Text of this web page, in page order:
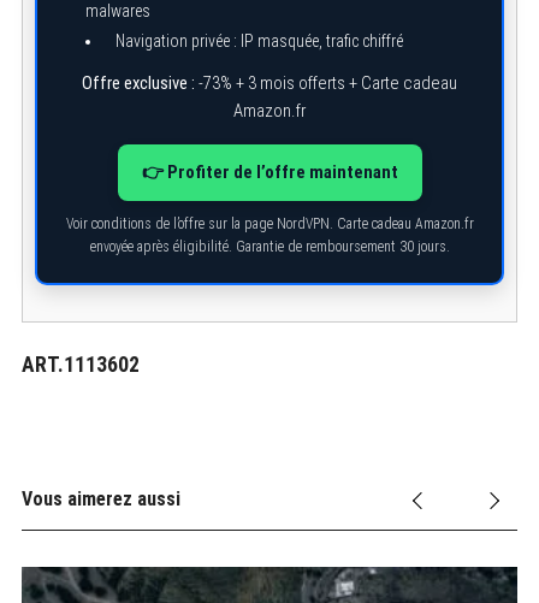
malwares
Navigation privée : IP masquée, trafic chiffré
Offre exclusive : -73% + 3 mois offerts + Carte cadeau
Amazon.fr
👉 Profiter de l’offre maintenant
Voir conditions de l’offre sur la page NordVPN. Carte cadeau Amazon.fr
envoyée après éligibilité. Garantie de remboursement 30 jours.
ART.1113602
Vous aimerez aussi